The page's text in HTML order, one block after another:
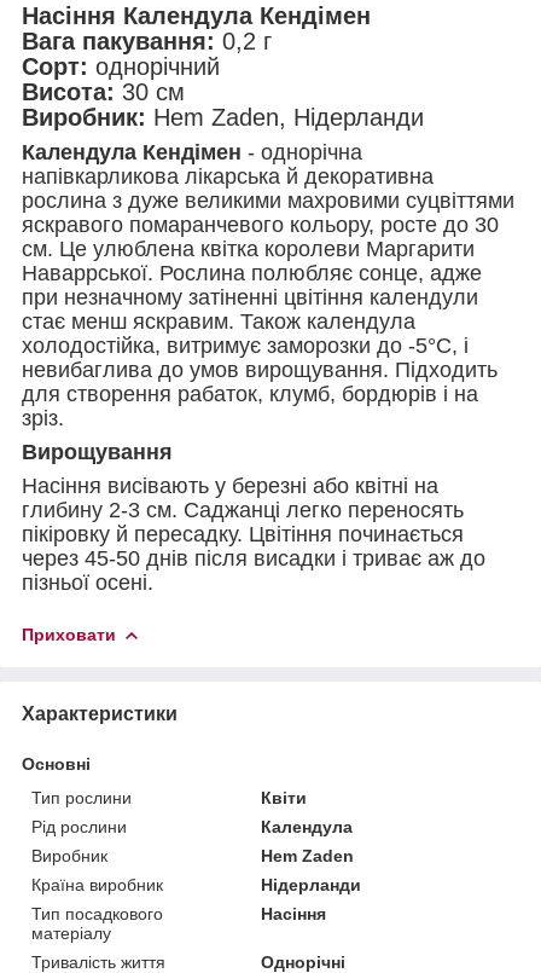
Насіння Календула Кендімен
Вага пакування: 0,2 г
Сорт: однорічний
Висота: 30 см
Виробник: Hem Zaden, Нідерланди
Календула Кендімен - однорічна
напівкарликова лікарська й декоративна
рослина з дуже великими махровими суцвіттями
яскравого помаранчевого кольору, росте до 30
см. Це улюблена квітка королеви Маргарити
Наваррської. Рослина полюбляє сонце, адже
при незначному затіненні цвітіння календули
стає менш яскравим. Також календула
холодостійка, витримує заморозки до -5°С, і
невибаглива до умов вирощування. Підходить
для створення рабаток, клумб, бордюрів і на
зріз.
Вирощування
Насіння висівають у березні або квітні на
глибину 2-3 см. Саджанці легко переносять
пікіровку й пересадку. Цвітіння починається
через 45-50 днів після висадки і триває аж до
пізньої осені.
Приховати
Характеристики
Основні
Тип рослини
Квіти
Рід рослини
Календула
Виробник
Hem Zaden
Країна виробник
Нідерланди
Тип посадкового
матеріалу
Насіння
Тривалість життя
Однорічні